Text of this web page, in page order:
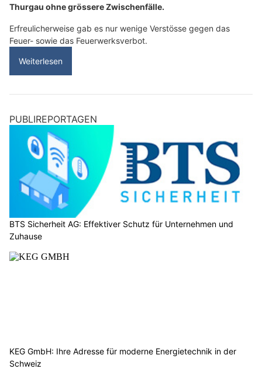
Thurgau ohne grössere Zwischenfälle.
Erfreulicherweise gab es nur wenige Verstösse gegen das
Feuer- sowie das Feuerwerksverbot.
Weiterlesen
PUBLIREPORTAGEN
BTS Sicherheit AG: Effektiver Schutz für Unternehmen und
Zuhause
KEG GmbH: Ihre Adresse für moderne Energietechnik in der
Schweiz